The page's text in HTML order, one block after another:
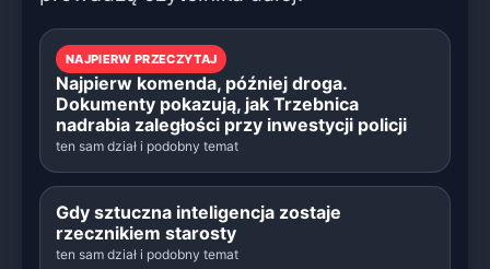
NAJPIERW PRZECZYTAJ
Najpierw komenda, później droga.
Dokumenty pokazują, jak Trzebnica
nadrabia zaległości przy inwestycji policji
ten sam dział i podobny temat
Gdy sztuczna inteligencja zostaje
rzecznikiem starosty
ten sam dział i podobny temat